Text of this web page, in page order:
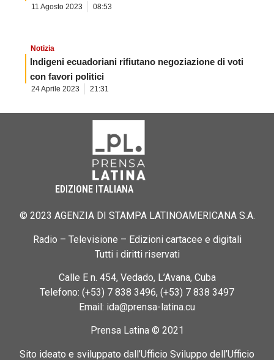
11 Agosto 2023 08:53
Notizia
Indigeni ecuadoriani rifiutano negoziazione di voti
con favori politici
24 Aprile 2023 21:31
EDIZIONE ITALIANA
© 2023 AGENZIA DI STAMPA LATINOAMERICANA S.A.
Radio – Televisione – Edizioni cartacee e digitali
Tutti i diritti riservati
Calle E n. 454, Vedado, L’Avana, Cuba
Telefono: (+53) 7 838 3496, (+53) 7 838 3497
Email: ida@prensa-latina.cu
Prensa Latina © 2021
Sito ideato e sviluppato dall’Ufficio Sviluppo dell’Ufficio